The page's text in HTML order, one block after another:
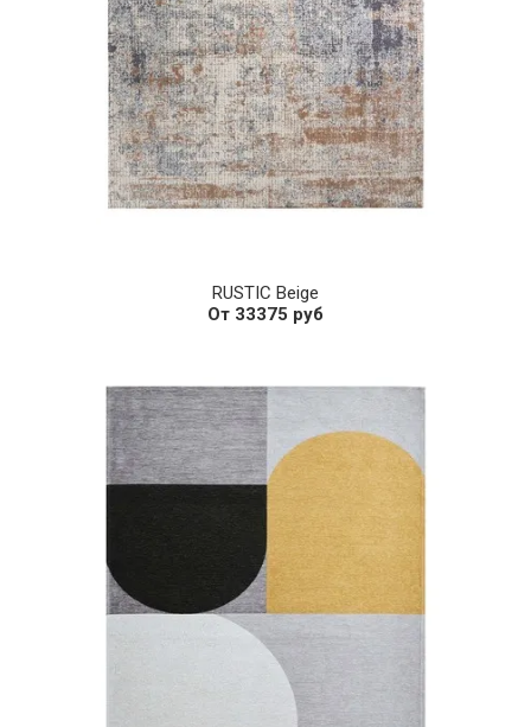
RUSTIC Beige
От 33375 руб